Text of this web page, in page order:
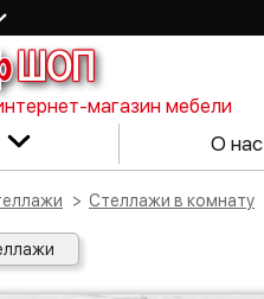
ШОП
магазин мебели
О нас
Стеллажи в комнату